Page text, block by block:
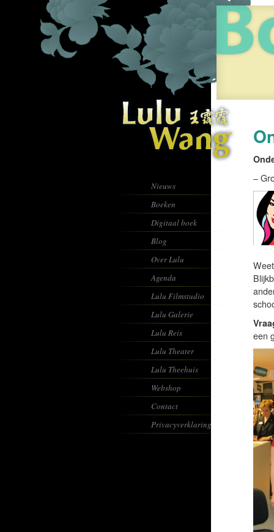
Nieuws
Boeken
Digitaal boek
Blog
Over Lulu
Agenda
Lulu Filmstudio
Lulu Galerie
Lulu Reis
Lulu Theater
Lulu Theehuis
Webshop
Contact
Privacyverklaring
–
een